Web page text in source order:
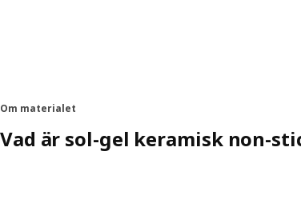
Om materialet
Vad är sol-gel keramisk non-